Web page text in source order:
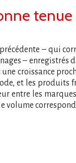
– qui
–
croissance
et les produits
entre les
volume